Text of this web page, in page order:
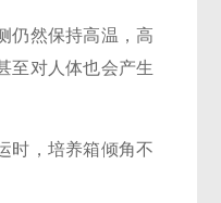
仍然保持高温，高
至对人体也会产生
时，培养箱倾角不